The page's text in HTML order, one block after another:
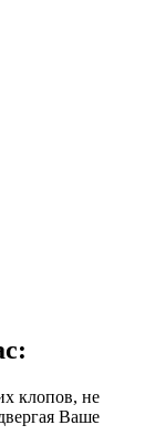
клопов, не
Ваше